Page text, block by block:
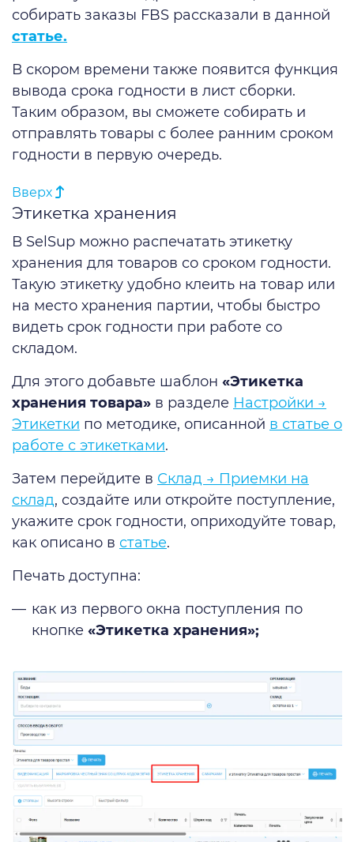
собирать заказы FBS рассказали в данной
статье.
В скором времени также появится функция
вывода срока годности в лист сборки.
Таким образом, вы сможете собирать и
отправлять товары с более ранним сроком
годности в первую очередь.
Вверх
Этикетка хранения
В SelSup можно распечатать этикетку
хранения для товаров со сроком годности.
Такую этикетку удобно клеить на товар или
на место хранения партии, чтобы быстро
видеть срок годности при работе со
складом.
Для этого добавьте шаблон «Этикетка
хранения товара» в разделе Настройки →
Этикетки по методике, описанной в статье о
работе с этикетками.
Затем перейдите в Склад → Приемки на
склад, создайте или откройте поступление,
укажите срок годности, оприходуйте товар,
как описано в статье.
Печать доступна:
как из первого окна поступления по
кнопке «Этикетка хранения»;